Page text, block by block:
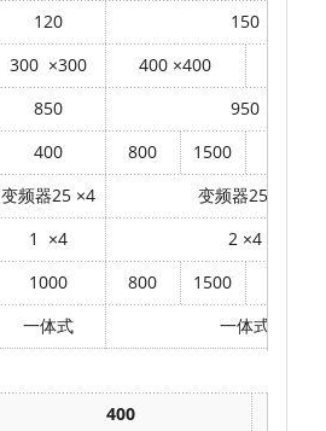
120
150
300 ×300 400 ×400
850
950
400
800 1500
变频器25 ×4 变频器25
1 ×4 2 ×4
1000
800 1500
一体式
一体式
400